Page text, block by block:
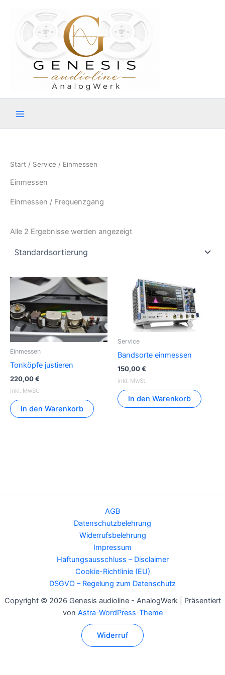
springen
Start / Service / Einmessen
Einmessen
Einmessen / Frequenzgang
Alle 2 Ergebnisse werden angezeigt
Einmessen
Tonköpfe justieren
220,00€
inkl. MwSt.
In den Warenkorb
Service
Bandsorte einmessen
150,00€
inkl. MwSt.
In den Warenkorb
AGB
Datenschutzbelehrung
Widerrufsbelehrung
Impressum
Haftungsausschluss – Disclaimer
Cookie-Richtlinie (EU)
DSGVO – Regelung zum Datenschutz
Copyright © 2026 Genesis audioline - AnalogWerk | Präsentiert
von Astra-WordPress-Theme
Widerruf